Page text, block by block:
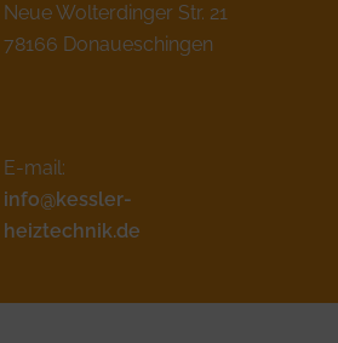
Neue Wolterdinger Str. 21
78166 Donaueschingen
E-mail:
info@kessler-
heiztechnik.de